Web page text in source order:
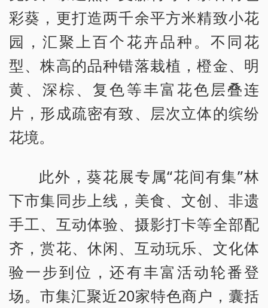
彩葵，更打造两千余平方米精致小花
园，汇聚上百个花卉品种。不同花
型、株高的品种错落栽植，橙金、明
黄、深棕、复色等丰富花色层叠连
片，形成疏密有致、层次立体的缤纷
花境。
此外，葵花展专属“花间有集”林
下市集同步上线，美食、文创、非遗
手工、互动体验、摄影打卡等全部配
齐，赏花、休闲、互动玩乐、文化体
验一步到位，还有丰富活动轮番登
场。市集汇聚近20家特色商户，囊括